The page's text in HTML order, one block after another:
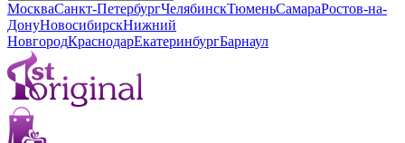
МоскваСанкт-ПетербургЧелябинскТюменьСамараРостов-на-
ДонуНовосибирскНижний
НовгородКраснодарЕкатеринбургБарнаул